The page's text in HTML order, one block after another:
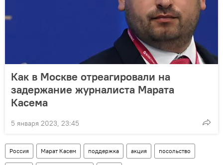
Как в Москве отреагировали на
задержание журналиста Марата
Касема
5 января 2023, 23:45
Россия Марат Касем поддержка акция посольство